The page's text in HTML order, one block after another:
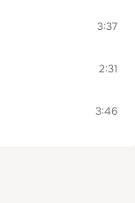
3:37
2:31
3:46